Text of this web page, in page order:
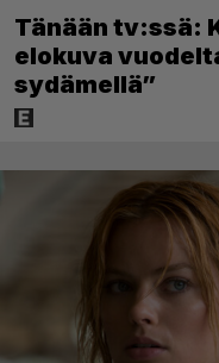
Tänään tv:ssä:
elokuva
sydämellä”